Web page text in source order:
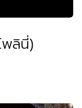
พลินี่)